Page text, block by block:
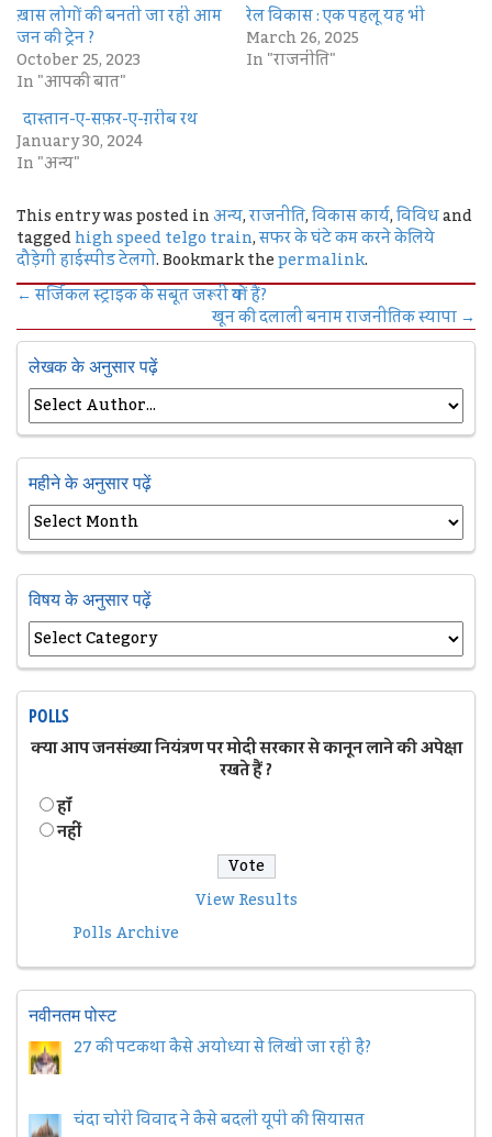
ख़ास लोगों की बनती जा रही आम
जन की ट्रेन ?
October 25, 2023
In "आपकी बात"
रेल विकास : एक पहलू यह भी
March 26, 2025
In "राजनीति"
दास्तान-ए-सफ़र-ए-ग़रीब रथ
January 30, 2024
In "अन्य"
This entry was posted inअन्य,राजनीति,विकास कार्य,विविधand
taggedhigh speed telgo train,सफर के घंटे कम करने केलिये
दौड़ेगी हाईस्पीड टेलगो. Bookmark thepermalink.
←सर्जिकल स्ट्राइक के सबूत जरूरी क्यों हैं?
खून की दलाली बनाम राजनीतिक स्यापा→
लेखक के अनुसार पढ़ें
महीने के अनुसार पढ़ें
विषय के अनुसार पढ़ें
POLLS
क्या आप जनसंख्या नियंत्रण पर मोदी सरकार से कानून लाने की अपेक्षा
रखते हैं ?
हॉं
नहीं
View Results
Polls Archive
नवीनतम पोस्ट
27 की पटकथा कैसे अयोध्या से लिखी जा रही है?
चंदा चोरी विवाद ने कैसे बदली यूपी की सियासत